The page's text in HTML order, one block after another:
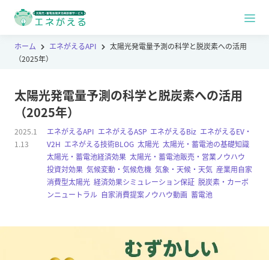
ホーム エネがえるAPI
太陽光発電量予測の科学と脱炭素への活用
（2025年）
太陽光発電量予測の科学と脱炭素への活用
（2025年）
エネがえるAPI エネがえるASP エネがえるBiz エネがえるEV・
V2H エネがえる技術BLOG ,太陽光 ,太陽光・蓄電池の基礎知識
太陽光・蓄電池経済効果 ,太陽光・蓄電池販売・営業ノウハウ
投資対効果 ,気候変動・気候危機 ,気象・天候・天気 産業用自家
消費型太陽光 ,経済効果シミュレーション保証 ,脱炭素・カーボ
ンニュートラル 自家消費提案ノウハウ動画 ,蓄電池
2025.1
1.13